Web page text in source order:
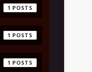
1
1
1